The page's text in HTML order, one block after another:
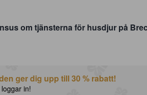
om tjänsterna för husdjur på
ger dig upp till 30 % rabatt!
in!